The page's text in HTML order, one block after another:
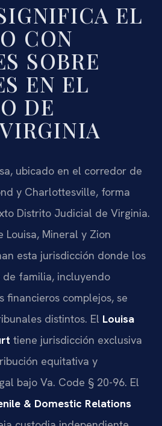
EL
CON
SOBRE
EN EL
DE
ubicado en el corredor de
y Charlottesville, forma
Distrito Judicial de Virginia.
Louisa, Mineral y Zion
esta jurisdicción donde los
familia, incluyendo
financieros complejos, se
distintos. El Louisa
tiene jurisdicción exclusiva
equitativa y
bajo Va. Code § 20-96. El
& Domestic Relations